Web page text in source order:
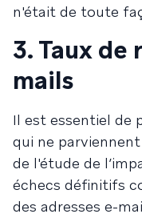
n'était de toute
3. Taux de
mails
Il est essentiel de
qui ne
de l'étude de
échecs définitifs
des adresses e-